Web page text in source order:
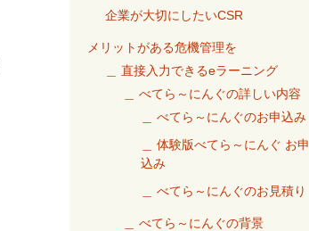
企業が大切にしたいCSR
メリットがある危機管理を
＿ 直接入力できるeラーニング
＿ べてら～にんぐの詳しい内容
＿ べてら～にんぐのお申込み
＿ 体験版べてら～にんぐ お申
込み
＿ べてら～にんぐのお見積り
＿ べてら～にんぐの背景